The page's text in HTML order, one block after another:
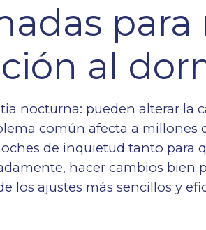
para
al
nocturna: pueden alterar la
común afecta a millones
de inquietud tanto para
hacer cambios bien
los ajustes más sencillos y